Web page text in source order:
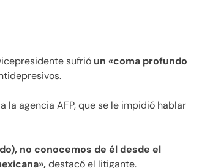
sufrió un «coma profundo
la agencia AFP, que se le impidió hablar
no conocemos de él desde el
destacó el litigante.